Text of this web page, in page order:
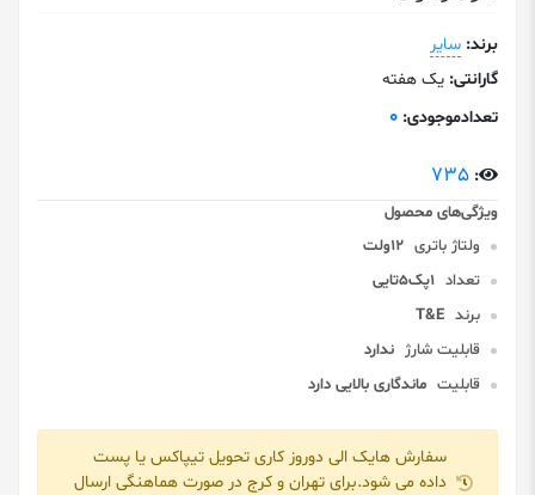
برند: سایر
گارانتی: یک هفته
تعدادموجودی: 0
:
735
ولتاژ باتری 12ولت
تعداد 1پک5تایی
برند T&E
قابلیت شارژ ندارد
قابلیت ماندگاری بالایی دارد
سفارش هایک الی دوروز کاری تحویل تیپاکس یا پست
داده می شود.برای تهران و کرج در صورت هماهنگی ارسال